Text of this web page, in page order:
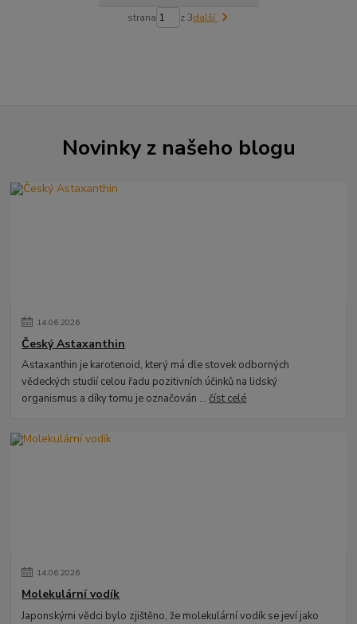
strana z 3další
Novinky z našeho blogu
14.06.2026
Český Astaxanthin
Astaxanthin je karotenoid, který má dle stovek odborných
vědeckých studií celou řadu pozitivních účinků na lidský
organismus a díky tomu je označován ...číst celé
14.06.2026
Molekulární vodík
Japonskými vědci bylo zjištěno, že molekulární vodík se jeví jako